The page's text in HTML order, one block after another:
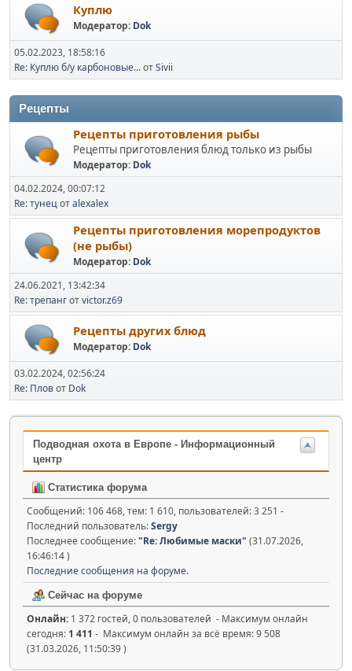
Куплю
Модератор: Dok
05.02.2023, 18:58:16
Re: Куплю б/у карбоновые...отSivii
Рецепты
Рецепты приготовления рыбы
Рецепты приготовления блюд только из рыбы
Модератор: Dok
04.02.2024, 00:07:12
Re: тунецотalexalex
Рецепты приготовления морепродуктов
(не рыбы)
Модератор: Dok
24.06.2021, 13:42:34
Re: трепанготvictor.z69
Рецепты других блюд
Модератор: Dok
03.02.2024, 02:56:24
Re: Пловот Dok
Подводная охота в Европе - Информационный
центр
Статистика форума
Сообщений: 106 468, тем: 1 610, пользователей: 3 251 -
Последний пользователь:Sergy
Последнее сообщение:"Re: Любимые маски" (31.07.2026,
16:46:14 )
Последние сообщения на форуме.
Сейчас на форуме
Онлайн: 1 372 гостей, 0 пользователей - Максимум онлайн
сегодня: 1 411 - Максимум онлайн за всё время: 9 508
(31.03.2026, 11:50:39 )